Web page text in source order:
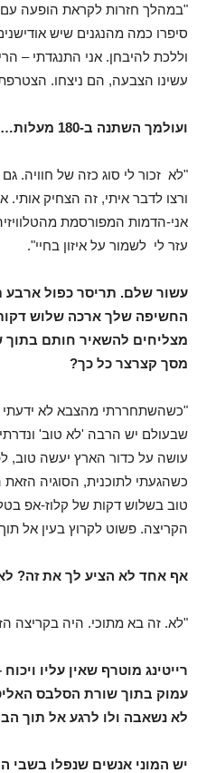
"במהלך חזרות לקראת הופעה
סיפרו כמה מהנגנים שיש
וללכת להיבחן. אני התנגדתי –
עשינו הצבעה, הם ניצחו.
ועולמך השתנה ב-180 מעלות…
"לא זכור לי סוג כזה של חוויה.
ורצו לדבר איתי, זה הצחיק
אני-הדמות המפורסמת
עזר לי לשמור על איזון בחיי".
עשור שלם. תריסר כפול ארבע
החשיפה שלך ארכה שלוש
מצליחים להשאיר חותם בתוך
מסך קצרצר כל כך?
"כשהשתחררתי מהצבא לא ידעתי
שבעולם יש הרבה 'לא טוב'
עושה על כדור הארץ יעשה טוב,
כשהגעתי לתוכנית, הסוגיה
טוב בשלוש דקות של קלוז-אפ
הקריצה. פשוט לקרוץ בעין אל
אף אחד לא הציע לך את זה?
"לא. זה בא מתוכי. היה בקריצה
רייטינג מוטרף שאין עליו
עמוק בתוך שורת הסלבס
לא נשאבה ולו לרגע אל תוך
יש המוני אנשים שנפלו